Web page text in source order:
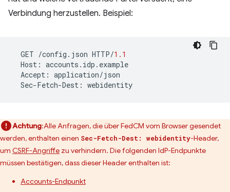
Verbindung herzustellen. Beispiel:
GET /config . json HTTP/1.1
Host : accounts . idp . example
Accept : application/json
Sec-Fetch-Dest : webidentity
Achtung:Alle Anfragen, die über FedCM vom Browser gesendet
werden, enthalten einen Sec-Fetch-Dest: webidentity-Header,
um CSRF-Angriffe zu verhindern. Die folgenden IdP-Endpunkte
müssen bestätigen, dass dieser Header enthalten ist:
Accounts-Endpunkt